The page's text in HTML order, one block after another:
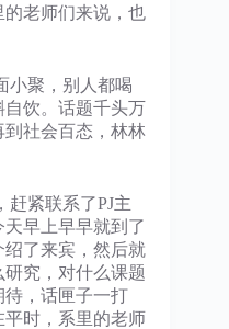
老师们来说，也
聚，别人都喝
饮。话题千头万
社会百态，林林
紧联系了PJ主
早上早早就到了
了来宾，然后就
究，对什么课题
待，话匣子一打
时，系里的老师